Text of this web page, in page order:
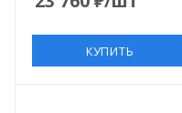
прозрачное
КУПИТЬ